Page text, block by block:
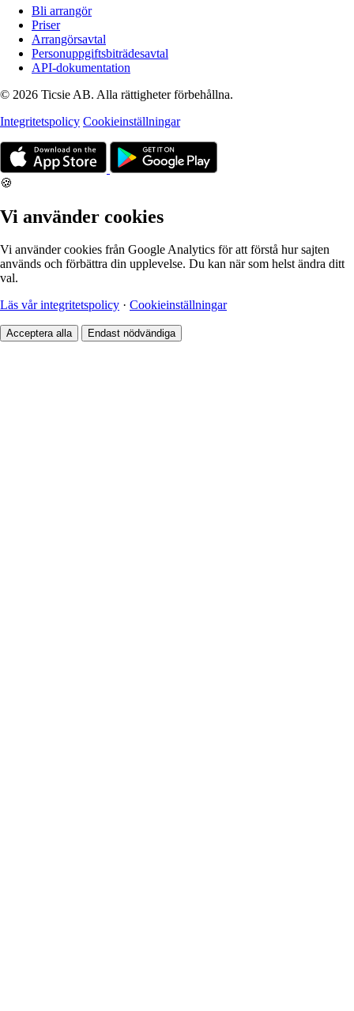
Bli arrangör
Priser
Arrangörsavtal
Personuppgiftsbiträdesavtal
API-dokumentation
© 2026 Ticsie AB. Alla rättigheter förbehållna.
Integritetspolicy Cookieinställningar
🍪
Vi använder cookies
Vi använder cookies från Google Analytics för att förstå hur sajten
används och förbättra din upplevelse. Du kan när som helst ändra ditt
val.
Läs vår integritetspolicy · Cookieinställningar
Acceptera alla Endast nödvändiga